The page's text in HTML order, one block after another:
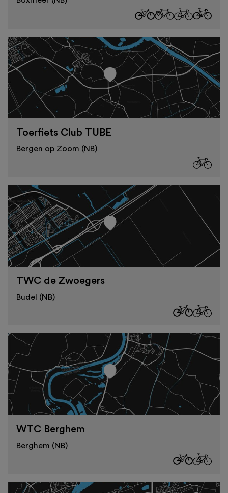
Toerfiets Club TUBE
Bergen op Zoom (NB)
TWC de Zwoegers
Budel (NB)
WTC Berghem
Berghem (NB)